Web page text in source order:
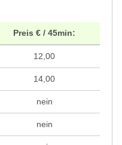
Preis € / 45min:
12,00
14,00
nein
nein